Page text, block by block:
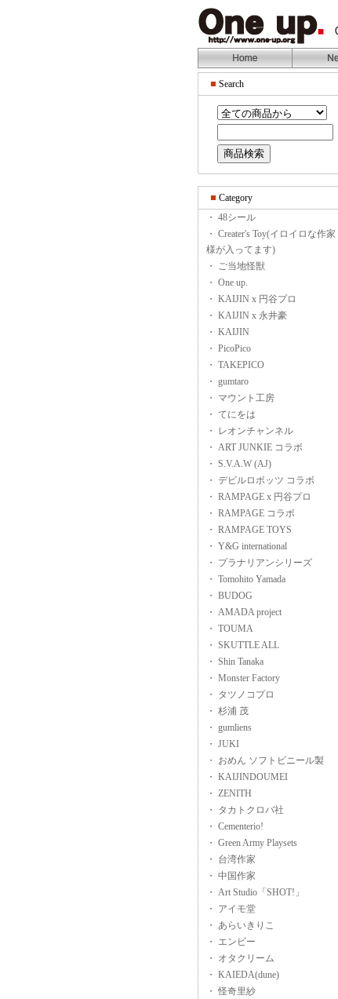
Search
Category
・ 48シール
・ Creater's Toy(イロイロな作家
様が入ってます)
・ ご当地怪獣
・ One up.
・ KAIJIN x 円谷プロ
・ KAIJIN x 永井豪
・ KAIJIN
・ PicoPico
・ TAKEPICO
・ gumtaro
・ マウント工房
・ てにをは
・ レオンチャンネル
・ ART JUNKIE コラボ
・ S.V.A.W (AJ)
・ デビルロボッツ コラボ
・ RAMPAGE x 円谷プロ
・ RAMPAGE コラボ
・ RAMPAGE TOYS
・ Y&G international
・ プラナリアンシリーズ
・ Tomohito Yamada
・ BUDOG
・ AMADA project
・ TOUMA
・ SKUTTLE ALL
・ Shin Tanaka
・ Monster Factory
・ タツノコプロ
・ 杉浦 茂
・ gumliens
・ JUKI
・ おめん ソフトビニール製
・ KAIJINDOUMEI
・ ZENITH
・ タカトクロバ社
・ Cementerio!
・ Green Army Playsets
・ 台湾作家
・ 中国作家
・ Art Studio「SHOT!」
・ アイモ堂
・ あらいきりこ
・ エンビー
・ オタクリーム
・ KAIEDA(dune)
・ 怪奇里紗